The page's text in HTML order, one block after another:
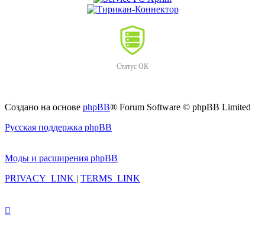
Статус ОК
Создано на основе phpBB® Forum Software © phpBB Limited
Русская поддержка phpBB
Моды и расширения phpBB
PRIVACY_LINK | TERMS_LINK